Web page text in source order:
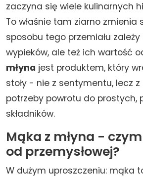
zaczyna się wiele kulinarnych
To właśnie tam ziarno zmienia
sposobu tego przemiału
wypieków, ale też ich wartość
młyna jest produktem, który
stoły - nie z sentymentu, lecz
potrzeby powrotu do prostych,
składników.
Mąka z młyna -
od przemysłowej?
W dużym uproszczeniu: mąka